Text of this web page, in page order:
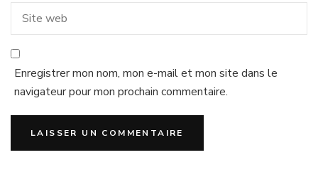
Enregistrer mon nom, mon e-mail et mon site dans le
navigateur pour mon prochain commentaire.